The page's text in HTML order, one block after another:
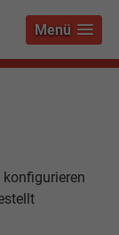
Menü
konfigurieren